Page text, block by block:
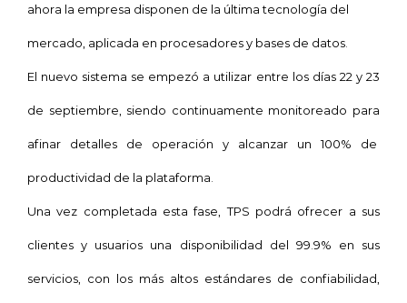
ahora la empresa disponen de la última tecnología del
mercado, aplicada en procesadores y bases de datos.
El nuevo sistema se empezó a utilizar entre los días 22 y 23
de septiembre, siendo continuamente monitoreado para
afinar detalles de operación y alcanzar un 100% de
productividad de la plataforma.
Una vez completada esta fase, TPS podrá ofrecer a sus
clientes y usuarios una disponibilidad del 99.9% en sus
servicios, con los más altos estándares de confiabilidad,